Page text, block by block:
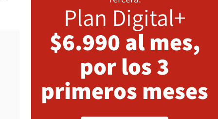
Plan Digital+
$6.990 al mes,
por los 3
primeros meses